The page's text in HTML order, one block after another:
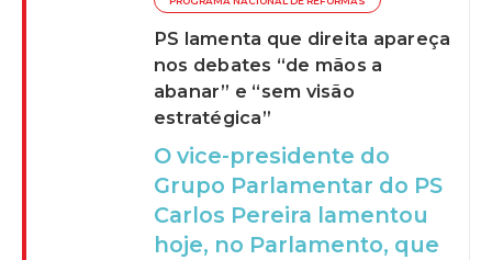
PS lamenta que direita apareça
nos debates “de mãos a
abanar” e “sem visão
estratégica”
O vice-presidente do
Grupo Parlamentar do PS
Carlos Pereira lamentou
hoje, no Parlamento, que